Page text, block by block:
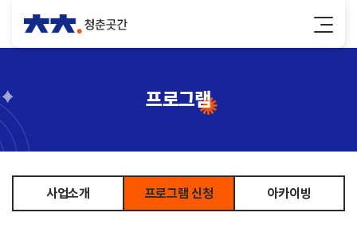
프로그램
사업소개 프로그램 신청 아카이빙